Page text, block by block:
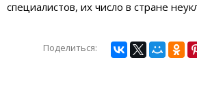
специалистов, их число в стране
Поделиться: